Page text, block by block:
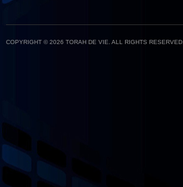
COPYRIGHT © 2026 TORAH DE VIE. ALL RIGHTS RESERVED.